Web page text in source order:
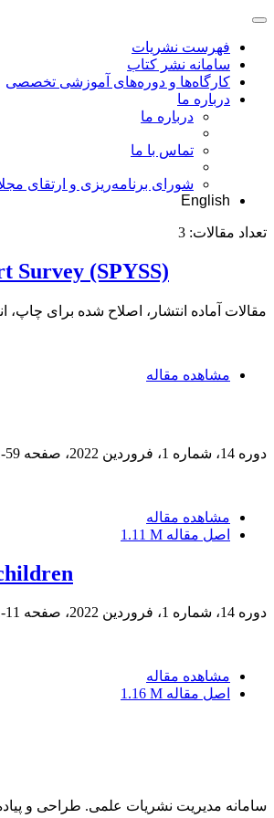
فهرست نشریات
سامانه نشر کتاب
کارگاه‌ها و دوره‌های آموزشی تخصصی
درباره ما
درباره ما
تماس با ما
شورای برنامه‌ریزی و ارتقای
English
تعداد مقالات: 3
Survey (SPYSS)
مقالات آماده انتشار، اصلاح شده برای چاپ،
مشاهده مقاله
دوره 14، شماره 1، فروردین 2022، صفحه 59-71
مشاهده مقاله
اصل مقاله 1.11 M
دوره 14، شماره 1، فروردین 2022، صفحه 11-21
مشاهده مقاله
اصل مقاله 1.16 M
سامانه مدیریت نشریات علمی. طراحی و